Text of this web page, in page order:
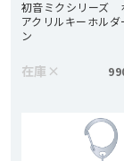
初音ミクシリーズ
アクリルキーホルダ
ン
在庫 ×